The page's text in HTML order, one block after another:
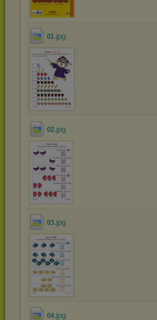
01.jpg
02.jpg
03.jpg
04.jpg